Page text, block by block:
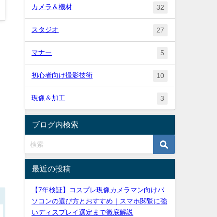
カメラ＆機材 32
スタジオ 27
マナー 5
初心者向け撮影技術 10
現像＆加工 3
ブログ内検索
最近の投稿
【7年検証】コスプレ現像カメラマン向けパ
ソコンの選び方とおすすめ｜スマホ閲覧に強
いディスプレイ選定まで徹底解説